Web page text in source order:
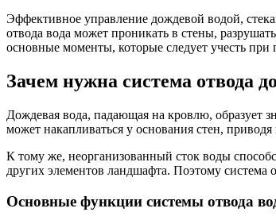
Эффективное управление дождевой водой,
отвода вода может проникать в стены,
основные моменты, которые следует учесть
Зачем нужна система отвода
Дождевая вода, падающая на кровлю, образует
может накапливаться у основания стен,
К тому же, неорганизованный сток воды
других элементов ландшафта. Поэтому
Основные функции системы отвода